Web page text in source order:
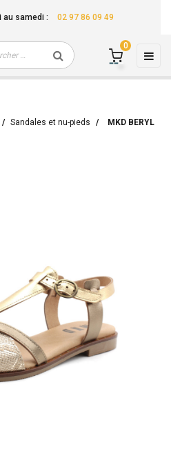
au samedi : 02 97 86 09 49
☰
0
Sandales et nu-pieds MKD BERYL